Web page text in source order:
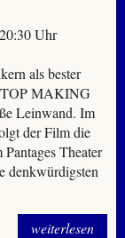
Uhr
als bester
MAKING
Leinwand. Im
der Film die
Theater
denkwürdigsten
weiterlesen